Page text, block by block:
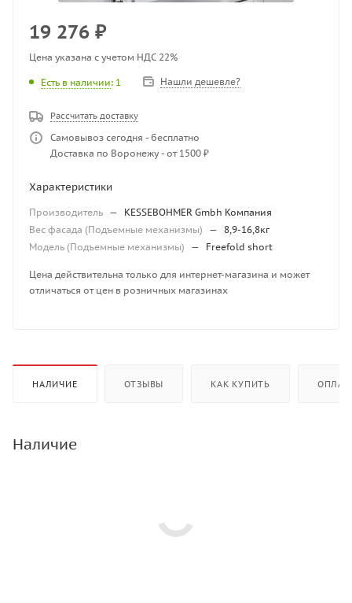
19 276 ₽
Цена указана с учетом НДС 22%
Есть в наличии: 1 Нашли дешевле?
Рассчитать доставку
Самовывоз сегодня - бесплатно
Доставка по Воронежу - от 1500 ₽
Характеристики
Производитель —
KESSEBOHMER Gmbh Компания
Вес фасада (Подъемные механизмы)
—
8,9-16,8кг
Модель (Подъемные механизмы)
— Freefold short
Цена действительна только для интернет-магазина и может
отличаться от цен в розничных магазинах
НАЛИЧИЕ ОТЗЫВЫ КАК КУПИТЬ
Наличие